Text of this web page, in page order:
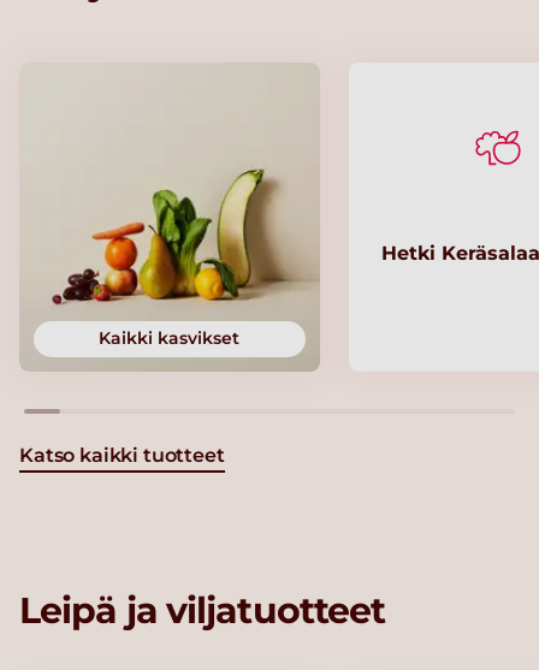
Kaikki kasvikset
Hetki
Katso kaikki tuotteet
Leipä ja viljatuotteet